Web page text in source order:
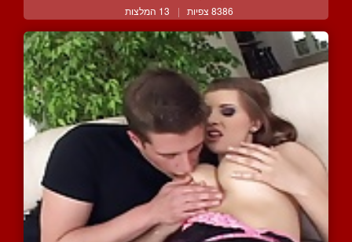
8386 צפיות | 13 המלצות